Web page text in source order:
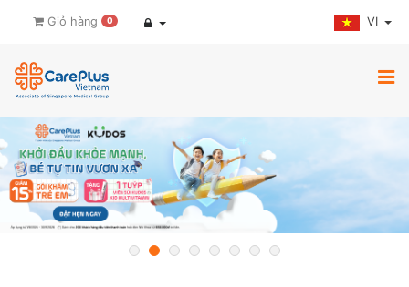
Giỏ hàng 0 VI